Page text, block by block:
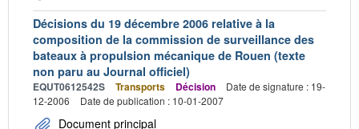
Décisions du 19 décembre 2006 relative à la
composition de la commission de surveillance des
bateaux à propulsion mécanique de Rouen (texte
non paru au Journal officiel)
EQUT0612542S Transports Décision
Date de signature : 19-
12-2006
Date de publication : 10-01-2007
Document principal